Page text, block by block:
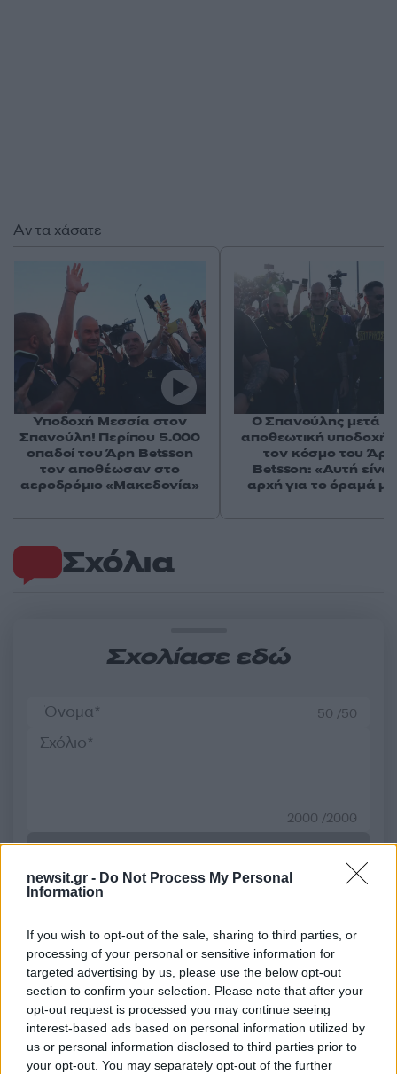
newsit.gr - Do Not Process My Personal
Information
If you wish to opt-out of the sale, sharing to third parties, or
processing of your personal or sensitive information for
targeted advertising by us, please use the below opt-out
section to confirm your selection. Please note that after your
opt-out request is processed you may continue seeing
interest-based ads based on personal information utilized by
us or personal information disclosed to third parties prior to
your opt-out. You may separately opt-out of the further
Σχόλια
Σχολίασε εδώ
50 /50
2000 /2000
Όροι Χρήσης. Το site προστατεύεται από reCAPTCHA, ισχύουν
Αθλητικά
ΑΡΗΣ
ΒΑΣΙΛΗΣ ΣΠΑΝΟΥΛΗΣ
Share:
Ακολουθήστε το Νewsit.gr στοGoogle Newsκαι
ενημερωθείτε πρώτοι για όλη την ειδησεογραφία και τα
τελευταία νέατης ημέρας
Αν τα χάσατε
Υποδοχή Μεσσία στον
Σπανούλη! Περίπου 5.000
οπαδοί του Άρη Betsson
τον αποθέωσαν στο
αεροδρόμιο «Μακεδονία»
Ο Σπανούλης μετά
αποθεωτική υποδοχή
τον κόσμο του Άρη
Betsson: «Αυτή
αρχή για το όραμά